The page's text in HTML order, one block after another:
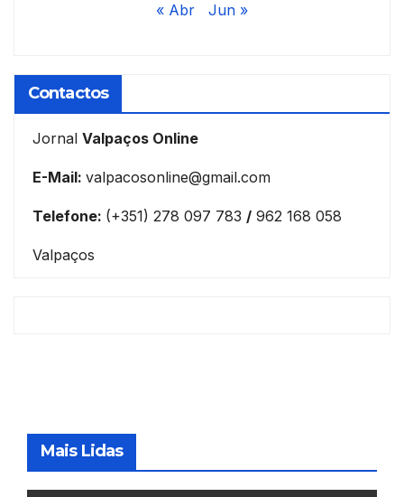
« Abr Jun »
Contactos
Jornal Valpaços Online
E-Mail: valpacosonline@gmail.com
Telefone: (+351) 278 097 783 / 962 168 058
Valpaços
Mais Lidas